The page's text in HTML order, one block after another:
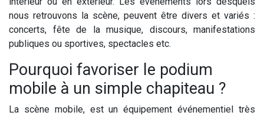
nous retrouvons la scène, peuvent être divers et variés :
concerts, fête de la musique, discours, manifestations
publiques ou sportives, spectacles etc.
Pourquoi favoriser le podium
mobile à un simple chapiteau ?
La scène mobile, est un équipement événementiel très